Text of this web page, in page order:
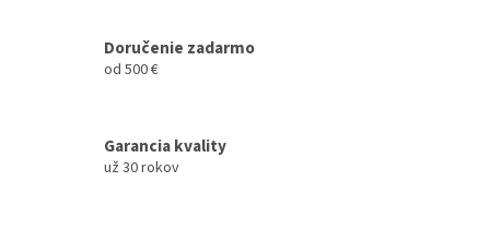
Doručenie zadarmo
od 500 €
Garancia kvality
už 30 rokov